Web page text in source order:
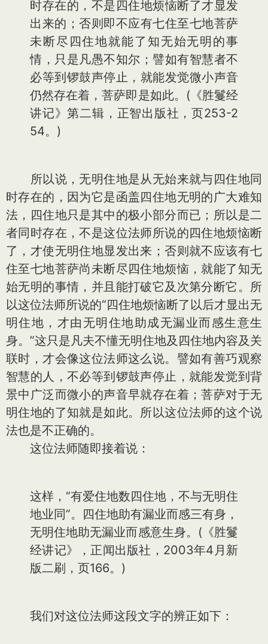
时存在的，不是四住地烦恼断了才显发
出来的；否则即不应有七住至七地菩萨
未断尽四住地就能了知无始无明的事
情，只是凡愚不知尔；譬如有智慧者不
必等到锣鼓声停止，就能发觉微小声音
仍然存在着，菩萨即是如此。(《胜鬘经
讲记》第二辑，正智出版社，页253-2
54。)
所以说，无明住地是从无始来就与四住地同
时存在的，因为它是函盖四住地无明的广大难知
法，四住地只是其中的极小部分而已；所以是二
者同时存在，不是这位法师所说的四住地烦恼断
了，才使无明住地显发出来；否则就不应该有七
住至七地菩萨尚未断尽四住地烦恼，就能了知无
始无明的事情，并且能打破它及次第分断它。所
以这位法师所说的“四住地烦恼断了以后才显出无
明住地，才由无明住地助成无漏业而感生意生
身。”这只是凡夫不懂无明住地及四住地内容及关
联时，才会像这位法师这么说。譬如有善巧观察
智慧的人，不必等到锣鼓声停止，就能发觉到背
景中广泛而微小的声音早就存在着；菩萨对于无
明住地的了知就是如此。所以这位法师的这个说
法也是不正确的。
这位法师随即接着说：
这样，“有爱住地数四住地，不与无明住
地业同”。四住地助有漏业而感三有身，
无明住地助无漏业而感意生身。(《胜鬘
经讲记》，正闻出版社，2003年4月新
版二刷，页166。)
我们对这位法师这段文字的辨正如下：